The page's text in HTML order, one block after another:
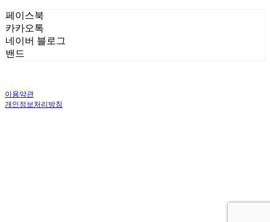
페이스북
카카오톡
네이버 블로그
밴드
이용약관
개인정보처리방침